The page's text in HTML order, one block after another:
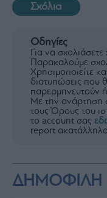
Σχόλια
Οδηγίες
Για να
Παρακαλούμε
Χρησιμοποιείτε
διατυπώσεις που
παρερμηνευτούν
Με την ανάρτηση
τους Όρους του
το account σας
report
ΔΗΜΟΦΙΛΗ